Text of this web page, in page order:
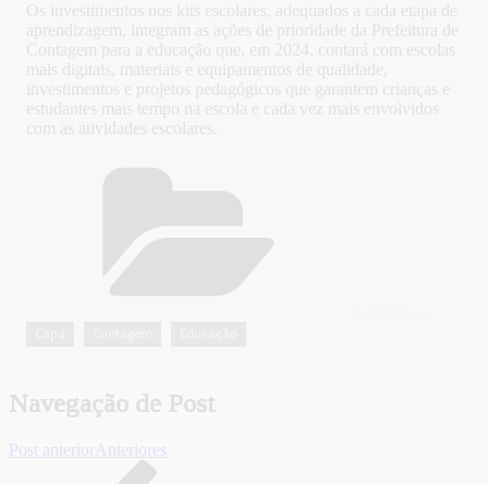
Os investimentos nos kits escolares, adequados a cada etapa de
aprendizagem, integram as ações de prioridade da Prefeitura de
Contagem para a educação que, em 2024, contará com escolas
mais digitais, materiais e equipamentos de qualidade,
investimentos e projetos pedagógicos que garantem crianças e
estudantes mais tempo na escola e cada vez mais envolvidos
com as atividades escolares.
Navegação de Post
Post anterior Anteriores